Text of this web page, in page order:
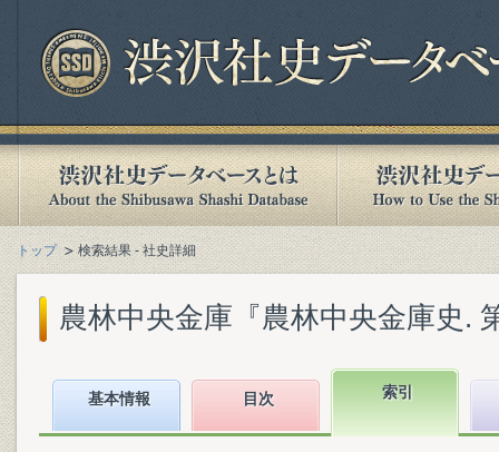
トップ 検索結果 - 社史詳細
農林中央金庫『農林中央金庫史.
基本情報 目次 索引